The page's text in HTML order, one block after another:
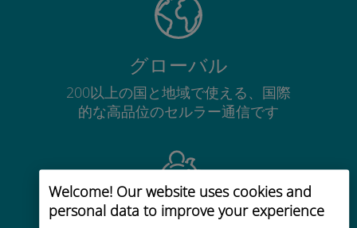
Welcome! Our website uses cookies and
personal data to improve your experience
グローバル
200以上の国と地域で使える、国際
的な高品位のセルラー通信です
コストパフォーマンス